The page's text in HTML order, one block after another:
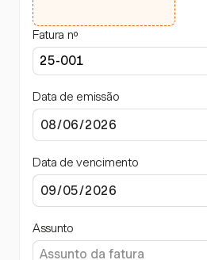
Fatura nº
Data de emissão
Data de vencimento
Assunto